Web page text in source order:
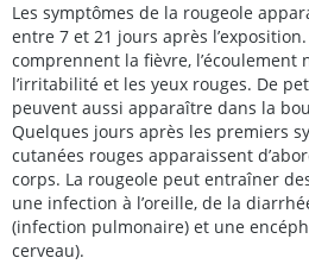
Les symptômes de la rougeole
entre 7 et 21 jours après
comprennent la fièvre, l’écoulement
l’irritabilité et les yeux rouges. De
peuvent aussi apparaître dans la
Quelques jours après les premiers
cutanées rouges apparaissent
corps. La rougeole peut entraîner
une infection à l’oreille, de la
(infection pulmonaire) et une
cerveau).